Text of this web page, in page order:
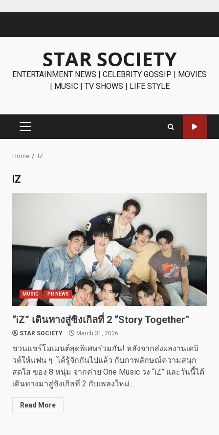
STAR SOCIETY
ENTERTAINMENT NEWS | CELEBRITY GOSSIP | MOVIES
| MUSIC | TV SHOWS | LIFE STYLE
PRIMARY
Home IZ
IZ
MUSIC PR NEWS
“iZ” เดินทางสู่ซิงเกิลที่ 2 “Story Together”
STAR SOCIETY March 31, 2026
ชวนแชร์โมเมนต์สุดพิเศษร่วมกัน! หลังจากส่งผลงานเดบิ
วต์ให้แฟน ๆ ได้รู้จักกันไปแล้ว กับภาพลักษณ์ความสนุก
สดใส ของ 8 หนุ่ม จากค่าย One Music วง “iZ” และวันนี้ได้
เดินทางมาสู่ซิงเกิลที่ 2 กับเพลงใหม่...
Read More